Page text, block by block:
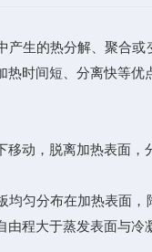
产生的热分解、聚合
时间短、分离快等
动，脱离加热表面
均匀分布在加热表面
由程大于蒸发表面与